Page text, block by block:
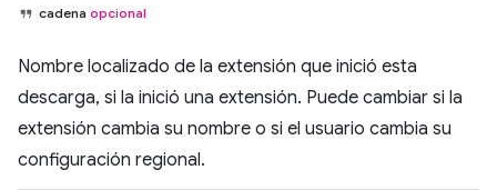
cadena opcional
Nombre localizado de la extensión que inició esta
descarga, si la inició una extensión. Puede cambiar si la
extensión cambia su nombre o si el usuario cambia su
configuración regional.